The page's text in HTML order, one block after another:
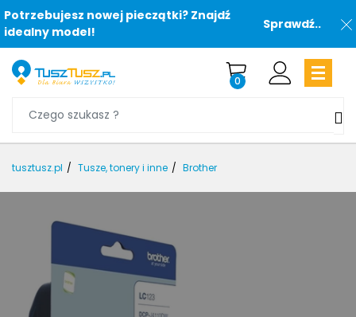
Potrzebujesz nowej pieczątki? Znajdź
idealny model!
Sprawdź..
0
tusztusz.pl Tusze, tonery i inne Brother